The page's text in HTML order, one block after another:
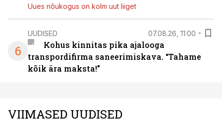
Uues nõukogus on kolm uut liiget
6
UUDISED 07.08.26, 11:00
Kohus kinnitas pika ajalooga
transpordifirma saneerimiskava. “Tahame
kõik ära maksta!”
VIIMASED UUDISED